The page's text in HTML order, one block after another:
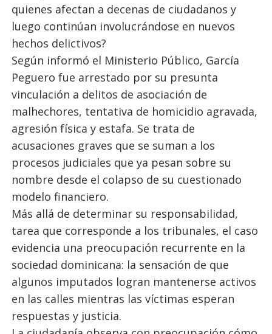
quienes afectan a decenas de ciudadanos y
luego continúan involucrándose en nuevos
hechos delictivos?
Según informó el Ministerio Público, García
Peguero fue arrestado por su presunta
vinculación a delitos de asociación de
malhechores, tentativa de homicidio agravada,
agresión física y estafa. Se trata de
acusaciones graves que se suman a los
procesos judiciales que ya pesan sobre su
nombre desde el colapso de su cuestionado
modelo financiero.
Más allá de determinar su responsabilidad,
tarea que corresponde a los tribunales, el caso
evidencia una preocupación recurrente en la
sociedad dominicana: la sensación de que
algunos imputados logran mantenerse activos
en las calles mientras las víctimas esperan
respuestas y justicia.